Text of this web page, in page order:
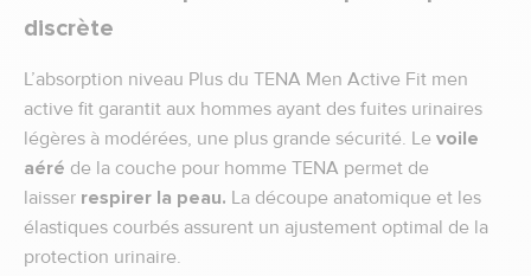
discrète
L’absorption niveau Plus du TENA Men Active Fit men
active fit garantit aux hommes ayant des fuites urinaires
légères à modérées, une plus grande sécurité. Le voile
aéré de la couche pour homme TENA permet de
laisser respirer la peau. La découpe anatomique et les
élastiques courbés assurent un ajustement optimal de la
protection urinaire.